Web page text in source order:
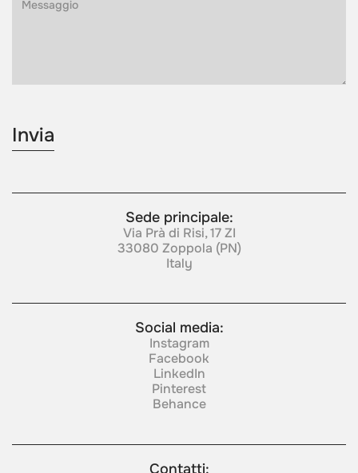
Sede principale:
Via Prà di Risi, 17 ZI
33080 Zoppola (PN)
Italy
Social media:
Instagram
Facebook
LinkedIn
Pinterest
Behance
Contatti: